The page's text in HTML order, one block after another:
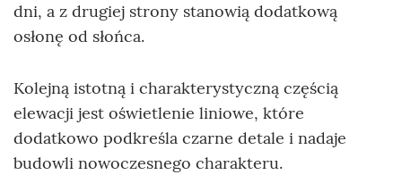
dni, a z drugiej strony stanowią dodatkową
osłonę od słońca.
Kolejną istotną i charakterystyczną częścią
elewacji jest oświetlenie liniowe, które
dodatkowo podkreśla czarne detale i nadaje
budowli nowoczesnego charakteru.